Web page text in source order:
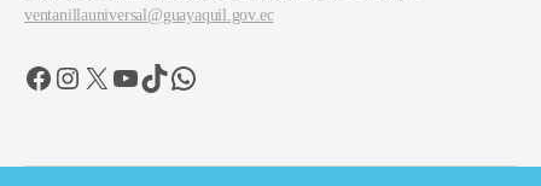
ventanillauniversal@guayaquil.gov.ec
FacebookInstagram
X YouTube
TikTokWhatsApp